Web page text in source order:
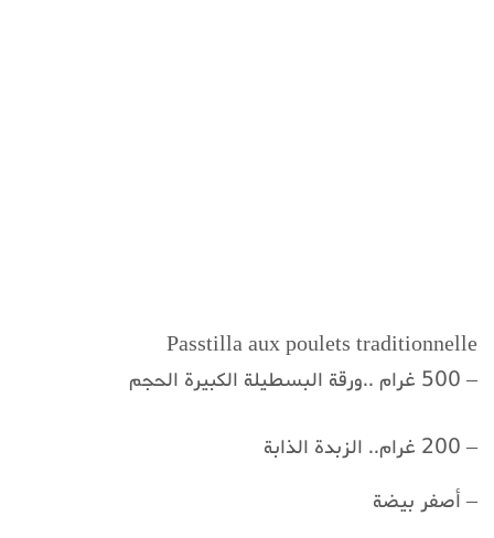
Passtilla aux poulets traditionnelle
– 500 غرام ..ورقة البسطيلة الكبيرة الحجم
– 200 غرام.. الزبدة الذابة
– أصفر بيضة